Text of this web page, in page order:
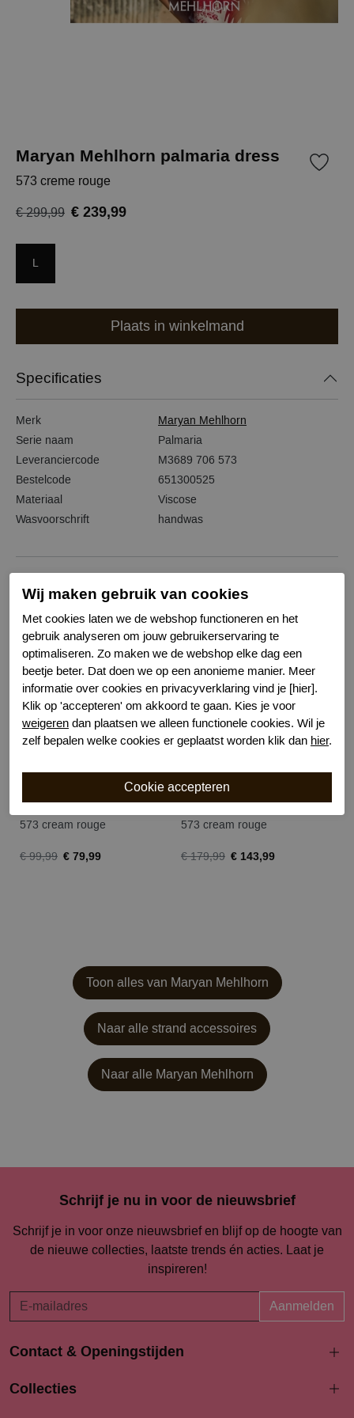
Maryan Mehlhorn palmaria dress
573 creme rouge
€ 299,99 € 239,99
L
Plaats in winkelmand
Specificaties
Merk
Maryan Mehlhorn
Serie naam
Palmaria
Leveranciercode
M3689 706 573
Bestelcode
651300525
Materiaal
Viscose
Wasvoorschrift
handwas
Gerelateerde producten
-20%
Maryan Mehlhorn palmaria slip
573 cream rouge
€ 99,99 € 79,99
-20%
Maryan Mehlhorn palmaria top
573 cream rouge
€ 179,99 € 143,99
Toon alles van Maryan Mehlhorn
Naar alle strand accessoires
Naar alle Maryan Mehlhorn
Schrijf je nu in voor de nieuwsbrief
Schrijf je in voor onze nieuwsbrief en blijf op de hoogte van
de nieuwe collecties, laatste trends én acties. Laat je
inspireren!
Aanmelden
Contact & Openingstijden
Langestraat 94-96
Collecties
Wij maken gebruik van cookies
Met cookies laten we de webshop functioneren en het
gebruik analyseren om jouw gebruikerservaring te
optimaliseren. Zo maken we de webshop elke dag een
beetje beter. Dat doen we op een anonieme manier. Meer
informatie over cookies en privacyverklaring vind je [hier].
Klik op 'accepteren' om akkoord te gaan. Kies je voor
weigeren dan plaatsen we alleen functionele cookies. Wil je
zelf bepalen welke cookies er geplaatst worden klik dan hier.